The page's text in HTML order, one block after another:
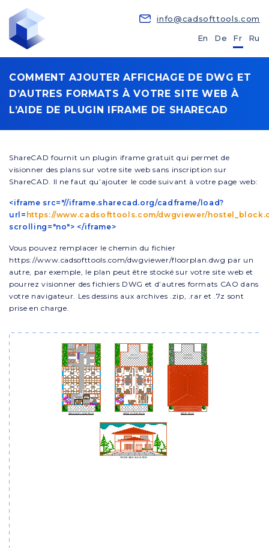
info@cadsofttools.com
En
De Fr Ru
COMMENT AJOUTER AFFICHAGE DE DWG ET
D’AUTRES FORMATS À VOTRE SITE WEB À
L’AIDE DE PLUGIN IFRAME DE SHARECAD
ShareCAD fournit un plugin iframe gratuit qui permet de
visionner des plans sur votre site web sans inscription sur
ShareCAD. Il ne faut qu’ajouter le code suivant à votre page web:
<iframe src="//iframe.sharecad.org/cadframe/load?
url= https://www.cadsofttools.com/dwgviewer/
scrolling="no"> </iframe>
Vous pouvez remplacer le chemin du fichier
https://www.cadsofttools.com/dwgviewer/floorplan.dwg par un
autre, par exemple, le plan peut être stocké sur votre site web et
pourrez visionner des fichiers DWG et d’autres formats CAO dans
votre navigateur. Les dessins aux archives .zip, .rar et .7z sont
prise en charge.